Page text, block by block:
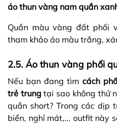
áo thun vàng nam quần
Quần màu vàng đất phối
tham khảo áo màu trắng,
2.5. Áo thun vàng phối
Nếu bạn đang tìm cách
trẻ trungtại sao không thử
quần short? Trong các dịp
biển, nghỉ mát,... outfit này